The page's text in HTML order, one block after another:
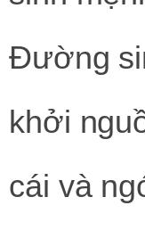
Đường
khởi
cái và